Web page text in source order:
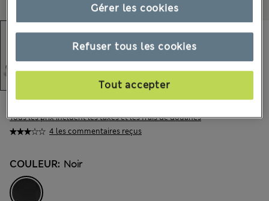
4 les commentaires reçus
Tous les prix incluent les taxes et les frais de douanes
COULEUR: Noir
Refuser tous les cookies
Tout accepter
Gérer les cookies